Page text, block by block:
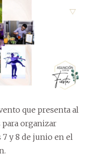
que presenta al
organizar
7 y 8 de junio en el